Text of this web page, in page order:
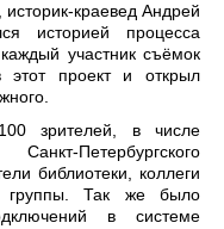
историк-краевед Андрей
историей процесса
участник съёмок
проект и открыл
зрителей, в числе
Петербургского
библиотеки, коллеги
группы. Так же было
в системе